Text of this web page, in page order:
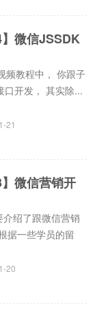
】微信JSSDK
频教程中， 你跟子
口开发， 其实除...
21
】微信营销开
绍了跟微信营销
据一些学员的留
20